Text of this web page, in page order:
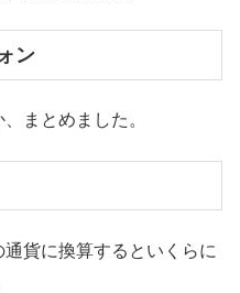
ン
まとめました。
貨に換算するといくらに